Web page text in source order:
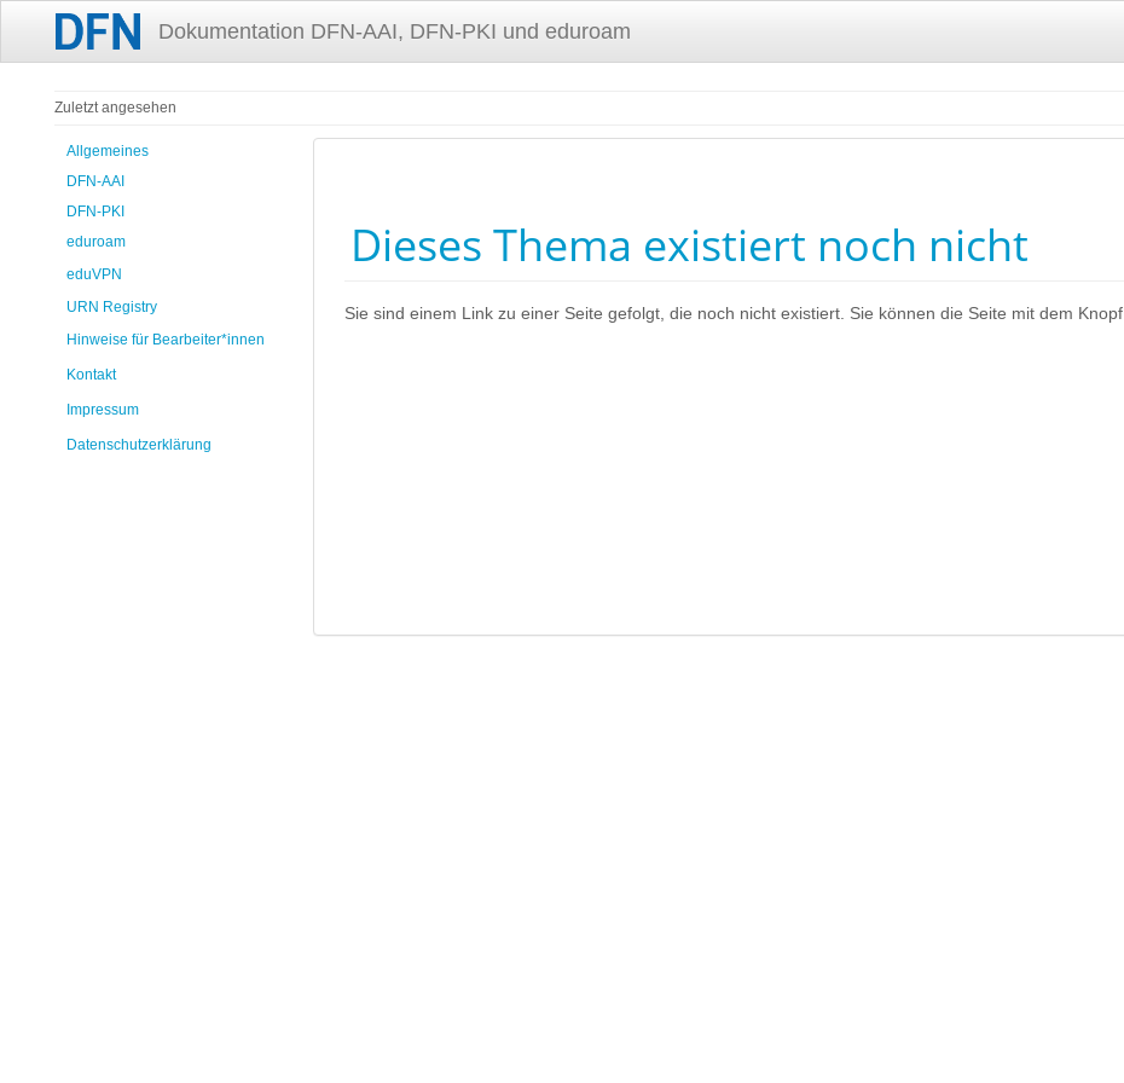
Dokumentation DFN-AAI, DFN-PKI und eduroam
Zuletzt angesehen
Allgemeines
DFN-AAI
DFN-PKI
eduroam
eduVPN
URN Registry
Hinweise für Bearbeiter*innen
Kontakt
Impressum
Datenschutzerklärung
Dieses Thema existiert noch nicht
Sie sind einem Link zu einer Seite gefolgt, die noch nicht existiert. Sie können die Seite mit dem Knopf